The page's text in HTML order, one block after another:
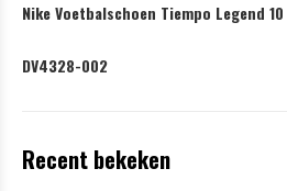
Nike Voetbalschoen Tiempo Legend
DV4328-002
Recent bekeken